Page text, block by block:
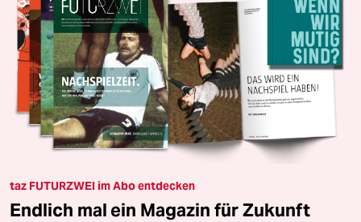
taz FUTURZWEI im Abo entdecken
Endlich mal ein Magazin für Zukunft